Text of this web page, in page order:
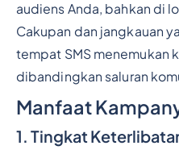
audiens Anda, bahkan di
Cakupan dan jangkauan
tempat SMS menemukan
dibandingkan saluran
Manfaat
1. Tingkat